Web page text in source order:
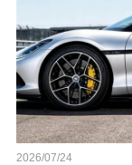
2026/07/24